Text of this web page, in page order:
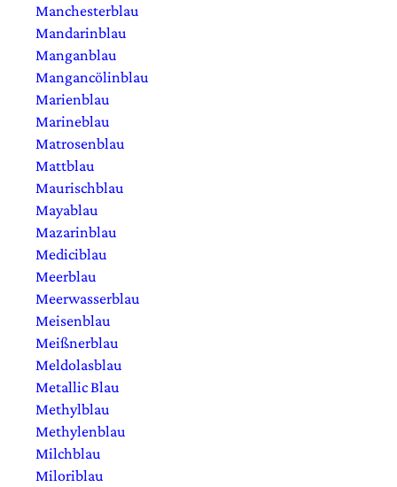
Manchesterblau
Mandarinblau
Manganblau
Mangancölinblau
Marienblau
Marineblau
Matrosenblau
Mattblau
Maurischblau
Mayablau
Mazarinblau
Mediciblau
Meerblau
Meerwasserblau
Meisenblau
Meißnerblau
Meldolasblau
Metallic Blau
Methylblau
Methylenblau
Milchblau
Miloriblau